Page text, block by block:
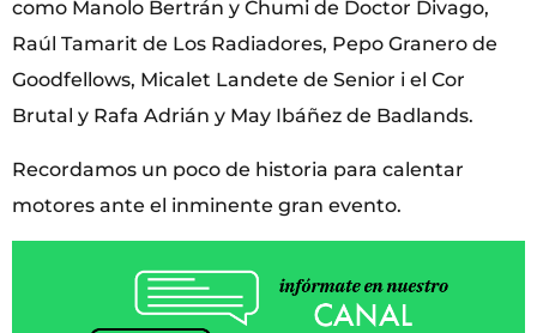
como Manolo Bertrán y Chumi de Doctor Divago,
Raúl Tamarit de Los Radiadores, Pepo Granero de
Goodfellows, Micalet Landete de Senior i el Cor
Brutal y Rafa Adrián y May Ibáñez de Badlands.
Recordamos un poco de historia para calentar
motores ante el inminente gran evento.